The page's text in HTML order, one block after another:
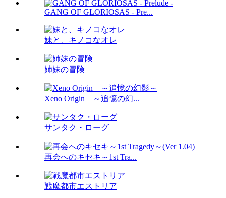
GANG OF GLORIOSAS - Pre...
妹と、キノコなオレ
姉妹の冒険
Xeno Origin ～追憶の幻...
サンタク・ローグ
再会へのキセキ～1st Tra...
戦魔都市エストリア